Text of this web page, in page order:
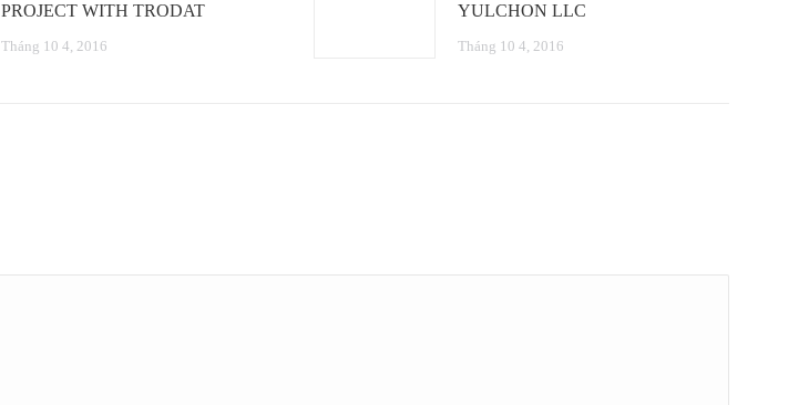
PROJECT WITH TRODAT
Tháng 10 4, 2016
YULCHON LLC
Tháng 10 4, 2016